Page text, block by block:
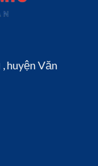
huyện Văn